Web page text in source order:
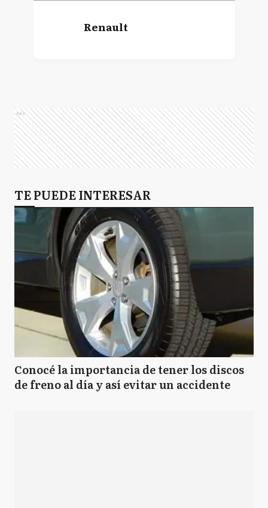
Renault
Ads
TE PUEDE INTERESAR
Conocé la importancia de tener los discos
de freno al día y así evitar un accidente